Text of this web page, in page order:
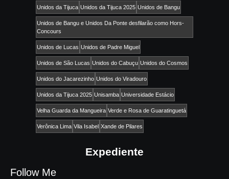
Unidos da Tijuca Unidos da Tijuca 2025 Unidos de Bangu
Unidos de Bangu e Unidos Da Ponte desfilarão como Hors-
Concours
Unidos de Lucas Unidos de Padre Miguel
Unidos de São Lucas Unidos do Cabuçu Unidos do Cosmos
Unidos do Jacarezinho Unidos do Viradouro
Unidos da Tijuca 2025 Unisamba Universidade Estácio
Velha Guarda da Mangueira Verde e Rosa de Guaratinguetá
Verônica Lima Vila Isabel Xande de Pilares
Expediente
Follow Me